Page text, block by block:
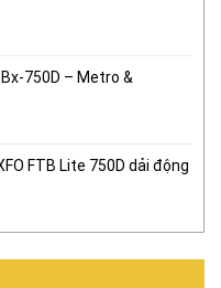
750D – Metro &
FTB Lite 750D dải động